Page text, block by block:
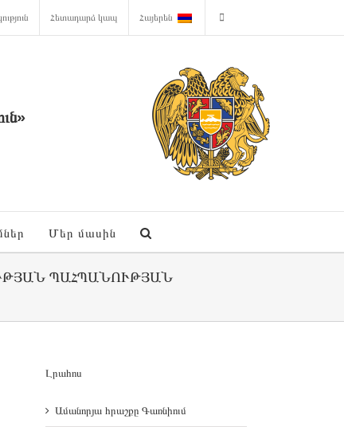
Հետադարձ կապ Հայերեն
Մեր մասին
ՊԱՀՊԱՆՈՒԹՅԱՆ
Լրահոս
Ամանորյա հրաշքը Գառնիում